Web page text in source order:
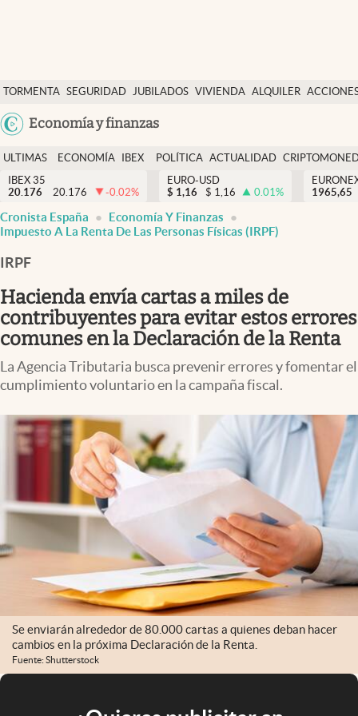
TORMENTA SEGURIDAD JUBILADOS VIVIENDA ALQUILER
USA
Economía y finanzas
Economía y finanzas
Política
Actualidad
Criptomonedas
España
ULTIMAS
NOTICIAS
ECONOMÍA
FINANZAS
IBEX
EURO
POLÍTICA ACTUALIDAD
IBEX 35
20.176
20.176 -0.02%
EURO-USD
$ 1,16 $ 1,16 0.01%
1965,65
Cronista España
Economía Y Finanzas
Impuesto A La Renta De Las Personas Físicas (IRPF)
IRPF
Hacienda envía cartas a miles de
contribuyentes para evitar estos errores
comunes en la Declaración de la Renta
La Agencia Tributaria busca prevenir errores y fomentar el
cumplimiento voluntario en la campaña fiscal.
Se enviarán alrededor de 80.000 cartas a quienes deban hacer
cambios en la próxima Declaración de la Renta.
Fuente: Shutterstock